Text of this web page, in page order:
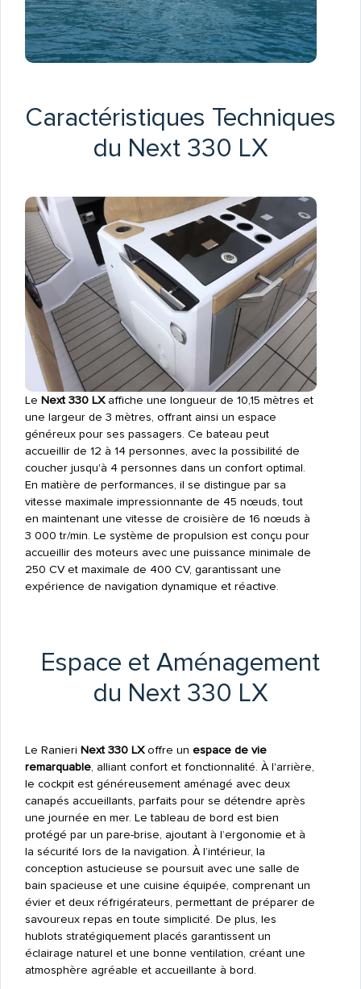
Caractéristiques Techniques
du Next 330 LX
Le Next 330 LXaffiche une longueur de 10,15 mètres et
une largeur de 3 mètres, offrant ainsi un espace
généreux pour ses passagers. Ce bateau peut
accueillir de 12 à 14 personnes, avec la possibilité de
coucher jusqu'à 4 personnes dans un confort optimal.
En matière de performances, il se distingue par sa
vitesse maximale impressionnante de 45 nœuds, tout
en maintenant une vitesse de croisière de 16 nœuds à
3 000 tr/min. Le système de propulsion est conçu pour
accueillir des moteurs avec une puissance minimale de
250 CV et maximale de 400 CV, garantissant une
expérience de navigation dynamique et réactive.
Espace et Aménagement
du Next 330 LX
Le Ranieri Next 330 LXoffre un espace de vie
remarquable, alliant confort et fonctionnalité. À l'arrière,
le cockpit est généreusement aménagé avec deux
canapés accueillants, parfaits pour se détendre après
une journée en mer. Le tableau de bord est bien
protégé par un pare-brise, ajoutant à l’ergonomie et à
la sécurité lors de la navigation. À l’intérieur, la
conception astucieuse se poursuit avec une salle de
bain spacieuse et une cuisine équipée, comprenant un
évier et deux réfrigérateurs, permettant de préparer de
savoureux repas en toute simplicité. De plus, les
hublots stratégiquement placés garantissent un
éclairage naturel et une bonne ventilation, créant une
atmosphère agréable et accueillante à bord.